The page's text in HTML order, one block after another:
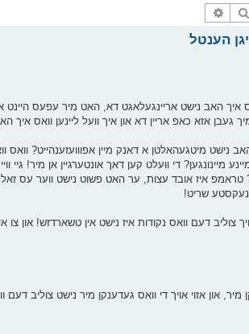
זוך
הענטל
איך האב נישט אריינגעלאגט דא, האט מיר עפעס
געבן אזא כאפ אריין דא און איך וועל ליינען וואס
נישט מיטגעהאלטן א דאנק מיין אפווועזענהייט?
מיינונגען? די וועלט קען דאך אונטערגיין אן מיר!
איז אובד עצות, ער האט פשוט נישט ווער עס זאל אים
נעקסטע שריט!
צוליב דעם וואס נקודות איז נישט אין טשארדזש! און
מיר, און אזוי אויך די וואס געדענקן מיר נישט צוליב